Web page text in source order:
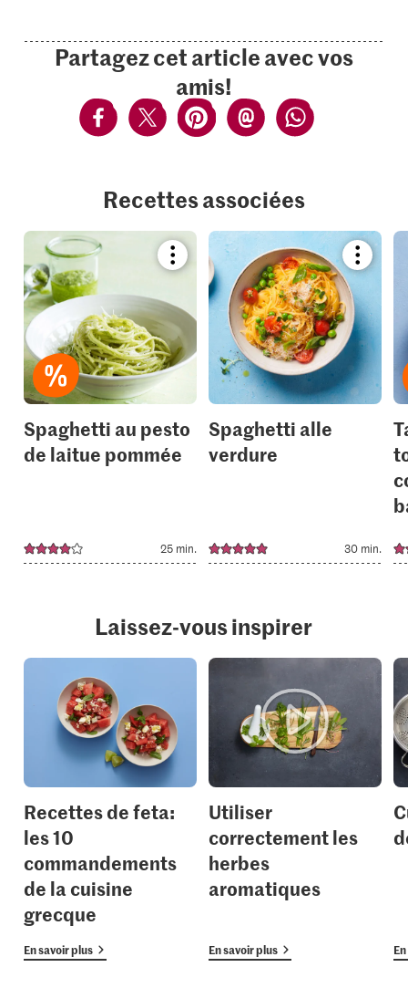
Partagez cet article avec vos
amis!
Recettes associées
Bookmark
recipe
add
to
your
collections.
Spaghetti au pesto
de laitue pommée
25 min.
recipe
add
it
to
your
Spaghetti alle
verdure
30 min.
Laissez-vous inspirer
Recettes de feta:
les 10
commandements
de la cuisine
grecque
En savoir plus
Utiliser
correctement les
herbes
aromatiques
En savoir plus